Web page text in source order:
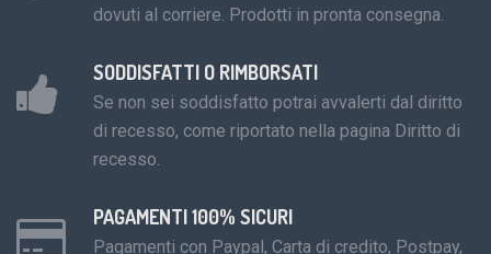
dovuti al corriere. Prodotti in pronta consegna.
SODDISFATTI O RIMBORSATI
Se non sei soddisfatto potrai avvalerti dal diritto
di recesso, come riportato nella pagina Diritto di
recesso.
PAGAMENTI 100% SICURI
Pagamenti con Paypal, Carta di credito, Postpay,